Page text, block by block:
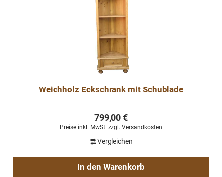
Weichholz Eckschrank mit Schublade
Regulärer Preis:
799,00 €
Preise inkl. MwSt. zzgl. Versandkosten
Vergleichen
In den Warenkorb